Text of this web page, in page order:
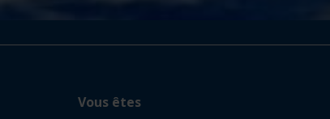
Vous êtes